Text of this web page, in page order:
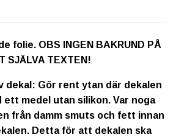
folie. OBS INGEN BAKRUND PÅ
SJÄLVA TEXTEN!
dekal: Gör rent ytan där dekalen
ett medel utan silikon. Var noga
från damm smuts och fett innan
Detta för att dekalen ska